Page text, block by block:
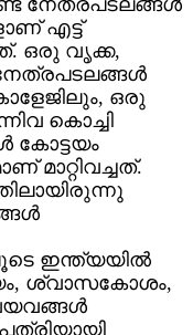
നേത്രപടലങ്ങൾ
എട്ട്
ഒരു വൃക്ക,
ഒരു
കൊച്ചി
മാറ്റിവച്ചത്.
ഇന്ത്യയിൽ
ശ്വാസകോശം,